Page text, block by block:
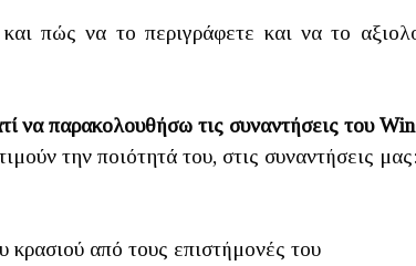
να το περιγράφετε και να το
να παρακολουθήσω τις συναντήσεις του
την ποιότητά του, στις συναντήσεις μας:
από τους επιστήμονές του